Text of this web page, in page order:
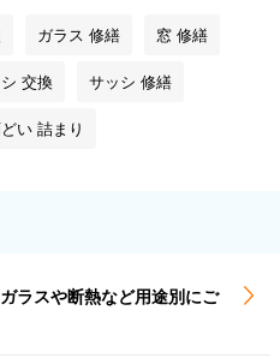
ガラス 修繕 窓 修繕
交換 サッシ 修繕
い 詰まり
ラスや断熱など用途別にご